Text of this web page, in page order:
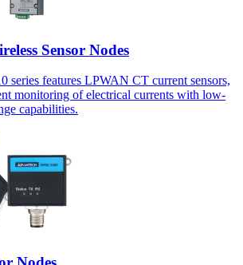
Sensor Nodes
series features LPWAN CT current sensors,
monitoring of electrical currents with low-
capabilities.